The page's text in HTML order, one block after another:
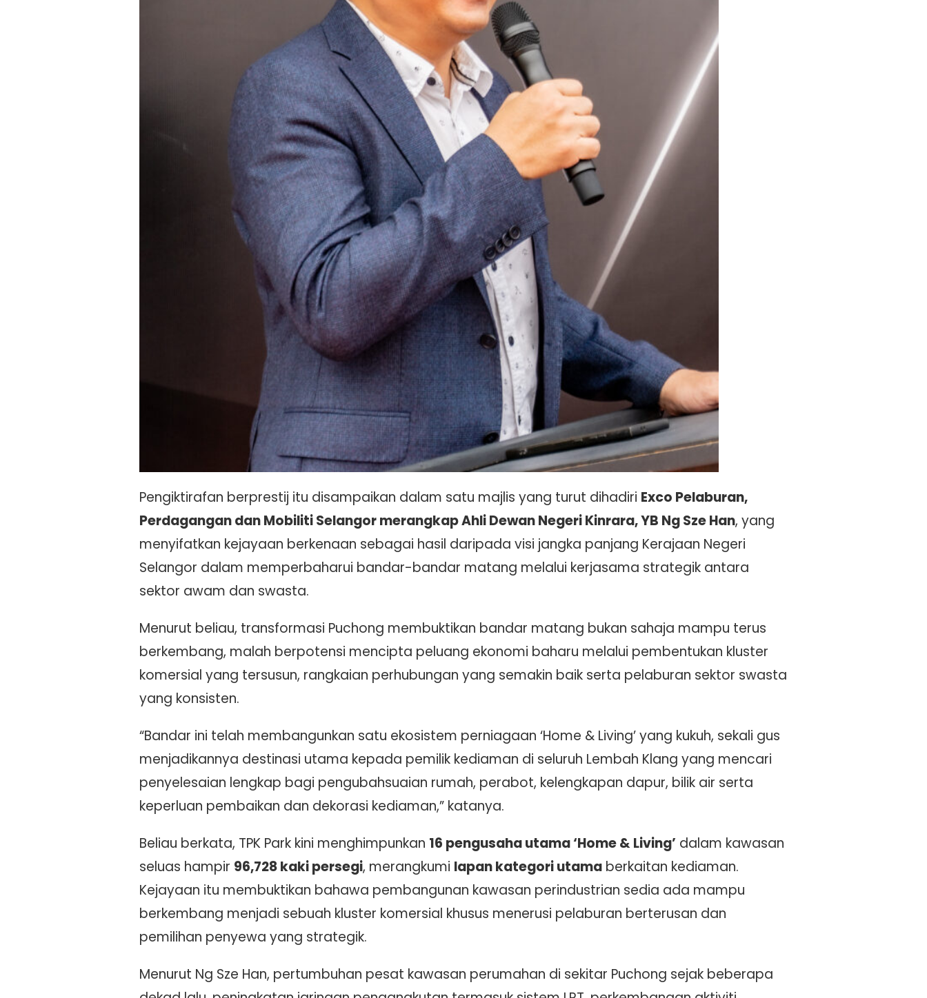
Pengiktirafan berprestij itu disampaikan dalam satu majlis yang turut dihadiri Exco Pelaburan,
Perdagangan dan Mobiliti Selangor merangkap Ahli Dewan Negeri Kinrara, YB Ng Sze Han, yang
menyifatkan kejayaan berkenaan sebagai hasil daripada visi jangka panjang Kerajaan Negeri
Selangor dalam memperbaharui bandar-bandar matang melalui kerjasama strategik antara
sektor awam dan swasta.
Menurut beliau, transformasi Puchong membuktikan bandar matang bukan sahaja mampu terus
berkembang, malah berpotensi mencipta peluang ekonomi baharu melalui pembentukan kluster
komersial yang tersusun, rangkaian perhubungan yang semakin baik serta pelaburan sektor swasta
yang konsisten.
“Bandar ini telah membangunkan satu ekosistem perniagaan ‘Home & Living’ yang kukuh, sekali gus
menjadikannya destinasi utama kepada pemilik kediaman di seluruh Lembah Klang yang mencari
penyelesaian lengkap bagi pengubahsuaian rumah, perabot, kelengkapan dapur, bilik air serta
keperluan pembaikan dan dekorasi kediaman,” katanya.
Beliau berkata, TPK Park kini menghimpunkan 16 pengusaha utama ‘Home & Living’ dalam kawasan
seluas hampir 96,728 kaki persegi, merangkumi lapan kategori utama berkaitan kediaman.
Kejayaan itu membuktikan bahawa pembangunan kawasan perindustrian sedia ada mampu
berkembang menjadi sebuah kluster komersial khusus menerusi pelaburan berterusan dan
pemilihan penyewa yang strategik.
Menurut Ng Sze Han, pertumbuhan pesat kawasan perumahan di sekitar Puchong sejak beberapa